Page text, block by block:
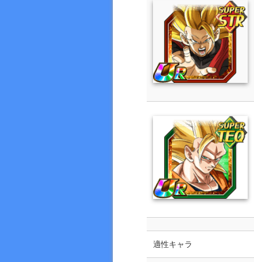
適性キャラ